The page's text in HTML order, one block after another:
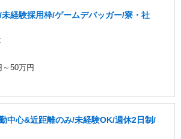
未経験採用枠/ゲームデバッガー/寮・社
～50万円
中心&近距離のみ/未経験OK/週休2日制/